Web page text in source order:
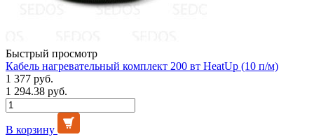
Быстрый просмотр
Кабель нагревательный комплект 200 вт HeatUp (10 п/м)
1 377 руб.
1 294.38 руб.
В корзину